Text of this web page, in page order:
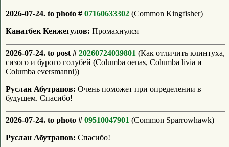
2026-07-24. to photo # 07160633302 (Common Kingfisher)
Канатбек Кенжегулов: Промахнулся
2026-07-24. to post # 20260724039801 (Как отличить клинтуха,
сизого и бурого голубей (Columba oenas, Columba livia и
Columba eversmanni))
Руслан Абутрапов: Очень поможет при определении в
будущем. Спасибо!
2026-07-24. to photo # 09510047901 (Common Sparrowhawk)
Руслан Абутрапов: Спасибо!